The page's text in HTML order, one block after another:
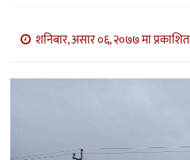
बाणिज्य
भिडियो
शनिबार, असार ०६, २०७७ मा प्रकाशित